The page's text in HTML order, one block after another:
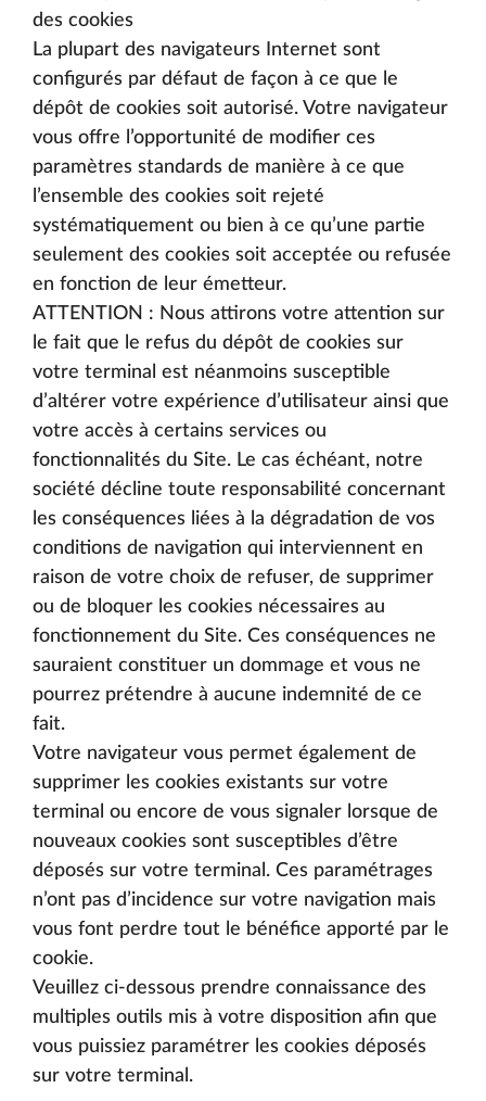
des cookies
La plupart des navigateurs Internet sont
configurés par défaut de façon à ce que le
dépôt de cookies soit autorisé. Votre navigateur
vous offre l’opportunité de modifier ces
paramètres standards de manière à ce que
l’ensemble des cookies soit rejeté
systématiquement ou bien à ce qu’une partie
seulement des cookies soit acceptée ou refusée
en fonction de leur émetteur.
ATTENTION : Nous attirons votre attention sur
le fait que le refus du dépôt de cookies sur
votre terminal est néanmoins susceptible
d’altérer votre expérience d’utilisateur ainsi que
votre accès à certains services ou
fonctionnalités du Site. Le cas échéant, notre
société décline toute responsabilité concernant
les conséquences liées à la dégradation de vos
conditions de navigation qui interviennent en
raison de votre choix de refuser, de supprimer
ou de bloquer les cookies nécessaires au
fonctionnement du Site. Ces conséquences ne
sauraient constituer un dommage et vous ne
pourrez prétendre à aucune indemnité de ce
fait.
Votre navigateur vous permet également de
supprimer les cookies existants sur votre
terminal ou encore de vous signaler lorsque de
nouveaux cookies sont susceptibles d’être
déposés sur votre terminal. Ces paramétrages
n’ont pas d’incidence sur votre navigation mais
vous font perdre tout le bénéfice apporté par le
cookie.
Veuillez ci-dessous prendre connaissance des
multiples outils mis à votre disposition afin que
vous puissiez paramétrer les cookies déposés
sur votre terminal.